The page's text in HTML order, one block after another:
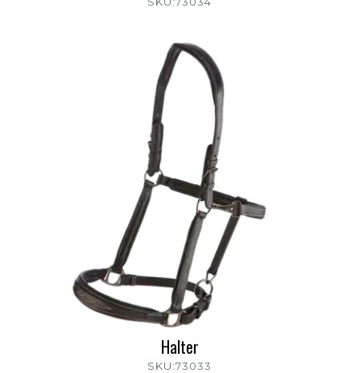
Halter
SKU:73033